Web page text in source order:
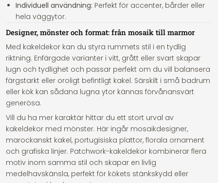
Individuell användning: Perfekt för accenter, bårder eller
hela väggytor.
Designer, mönster och format: från mosaik till marmor
Med kakeldekor kan du styra rummets stil i en tydlig
riktning. Enfärgade varianter i vitt, grått eller svart skapar
lugn och tydlighet och passar perfekt om du vill balansera
färgstarkt eller oroligt befintligt kakel. Särskilt i små badrum
eller kök kan sådana lugna ytor kännas förvånansvärt
generösa.
Vill du ha mer karaktär hittar du ett stort urval av
kakeldekor med mönster. Här ingår mosaikdesigner,
marockanskt kakel, portugisiska plattor, florala ornament
och grafiska linjer. Patchwork-kakeldekor kombinerar flera
motiv inom samma stil och skapar en livlig
medelhavskänsla, perfekt för kökets stänkskydd eller